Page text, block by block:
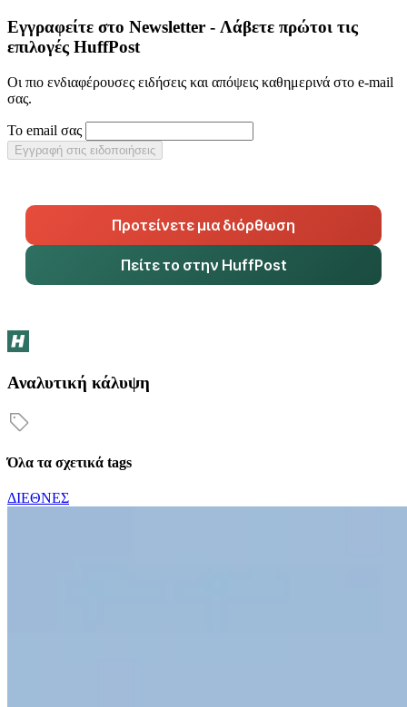
Εγγραφείτε στο Newsletter - Λάβετε πρώτοι τις
επιλογές HuffPost
Οι πιο ενδιαφέρουσες ειδήσεις και απόψεις καθημερινά στο e-mail
σας.
Το email σας
Εγγραφή στις ειδοποιήσεις
Προτείνετε μια διόρθωση
Πείτε το στην HuffPost
Αναλυτική κάλυψη
Όλα τα σχετικά tags
ΔΙΕΘΝΕΣ